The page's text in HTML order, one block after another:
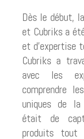
Dès le début,
et Cubriks a
et d’expertise
Cubriks a
avec les
comprendre
uniques de la
était de
produits tout